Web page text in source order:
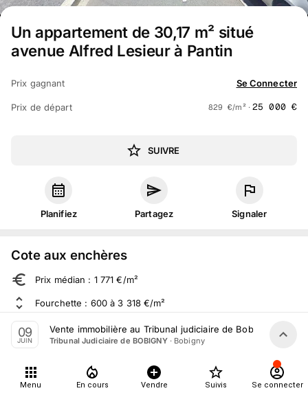
Un appartement de 30,17 m² situé
avenue Alfred Lesieur à Pantin
Prix gagnant Se Connecter
Prix de départ 829 €/m² ·25 000 €
SUIVRE
Planifiez Partagez Signaler
Cote aux enchères
Prix médian : 1 771 €/m²
Fourchette : 600 à 3 318 €/m²
Sur 1 283 ventes aux enchères dans le département
À propos
09
JUIN
Vente immobilière au Tribunal judiciaire de Bobigny le 9
Tribunal Judiciaire de BOBIGNY· Bobigny
Menu En cours Vendre Suivis Se connecter